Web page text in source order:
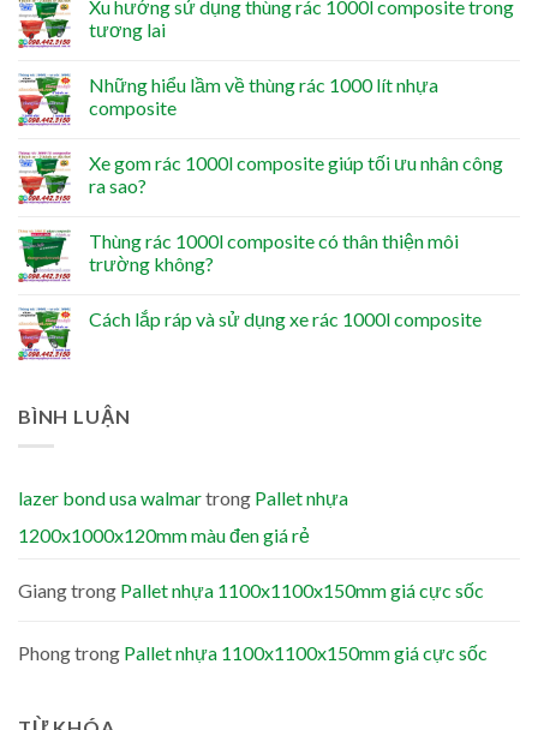
Xu hướng sử dụng thùng rác 1000l composite trong
tương lai
Những hiểu lầm về thùng rác 1000 lít nhựa
composite
Xe gom rác 1000l composite giúp tối ưu nhân công
ra sao?
Thùng rác 1000l composite có thân thiện môi
trường không?
Cách lắp ráp và sử dụng xe rác 1000l composite
BÌNH LUẬN
lazer bond usa walmartrong Pallet nhựa
1200x1000x120mm màu đen giá rẻ
Giangtrong Pallet nhựa 1100x1100x150mm giá cực sốc
Phongtrong Pallet nhựa 1100x1100x150mm giá cực sốc